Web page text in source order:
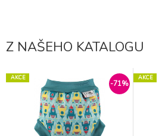
ergonomické sezení na břiše
směrem k rodi
s
Z NAŠEHO KATALOGU
AKCE
-71%
AKCE